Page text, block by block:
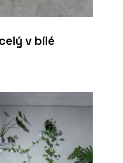
v bílé